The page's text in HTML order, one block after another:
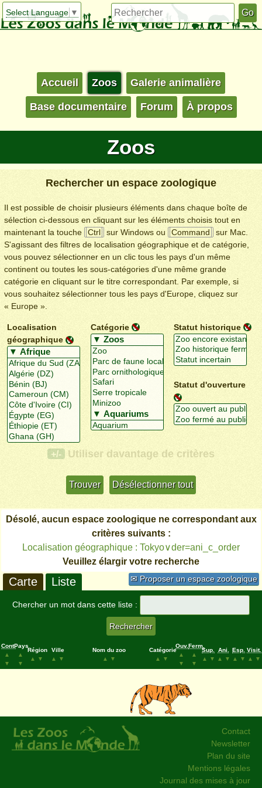
Select Language ▼
Accueil Zoos Galerie animalière
Base documentaire Forum À propos
Zoos
Rechercher un espace zoologique
Il est possible de choisir plusieurs éléments dans chaque boîte de
sélection ci-dessous en cliquant sur les éléments choisis tout en
maintenant la touche
Ctrl sur Windows ou Command
sur Mac.
S'agissant des filtres de localisation géographique et de catégorie,
vous pouvez sélectionner en un clic tous les pays d'un même
continent ou toutes les sous-catégories d'une même grande
catégorie en cliquant sur le titre correspondant. Par exemple, si
vous souhaitez sélectionner tous les pays d'Europe, cliquez sur
« Europe ».
Localisation
géographique
Catégorie Statut historique
Statut d'ouverture
+/- Utiliser davantage de critères
Désolé, aucun espace zoologique ne correspondant aux
critères suivants :
Localisation géographique : Tokyo∨der=ani_c_order
Veuillez élargir votre recherche
✉ Proposer un espace zoologique
Carte Liste
Chercher un mot dans cette liste :
Cont.
▲
▼
Pays
▲
▼
Région
▲
▼
Ville
▲
▼
Nom du zoo
▲
▼
Catégorie
▲
▼
Ouv.
▲
▼
Ferm.
▲
▼
Sup.
▲
▼
Ani.
▲
▼
Esp.
▲
▼
Visit.
▲
▼
Contact
Newsletter
Plan du site
Mentions légales
Journal des mises à jour